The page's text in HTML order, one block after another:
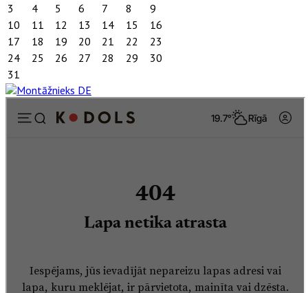
3
4 5 6 7 8
9
10
11 12 13 14 15
16
17
18 19 20 21 22
23
24
25 26 27 28 29
30
31